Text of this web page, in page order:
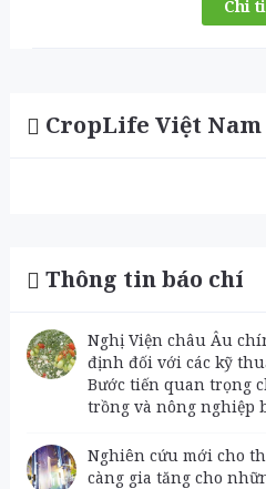
Chi
CropLife Việt Nam
Thông tin báo chí
Nghị Viện châu Âu
định đối với các kỹ
Bước tiến quan trọng
trồng và nông nghiệp
Nghiên cứu mới cho
càng gia tăng cho